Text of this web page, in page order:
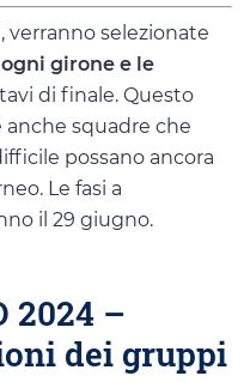
verranno selezionate
girone e le
di finale. Questo
squadre che
possano ancora
Le fasi a
il 29 giugno.
2024 –
dei gruppi